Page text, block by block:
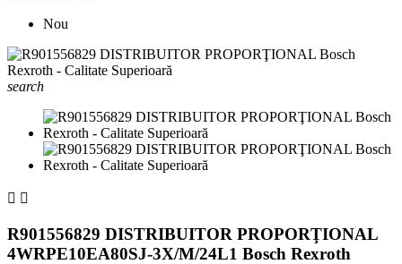
Nou
search
 
R901556829 DISTRIBUITOR PROPORŢIONAL
4WRPE10EA80SJ-3X/M/24L1 Bosch Rexroth